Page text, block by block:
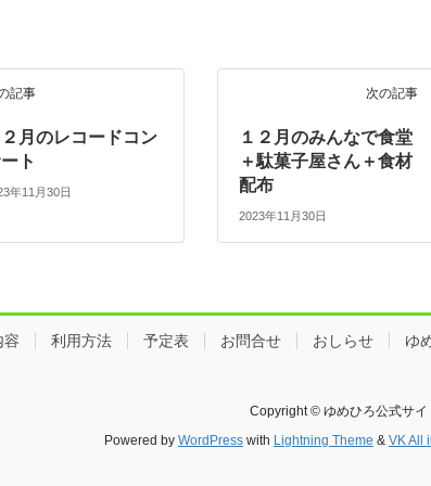
記事
２月のレコードコン
ト
年11月30日
次の記事
１２月のみんなで食堂
＋駄菓子屋さん＋食材
配布
2023年11月30日
容 利用方法 予定表 お問合せ おしらせ ゆ
Copyright © ゆめひろ公式サ
Powered by WordPress with Lightning Theme & VK All